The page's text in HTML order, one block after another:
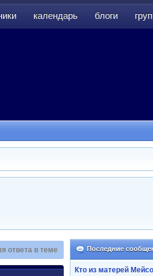
календарь блоги
Последние
Кто из матерей
ответа в теме